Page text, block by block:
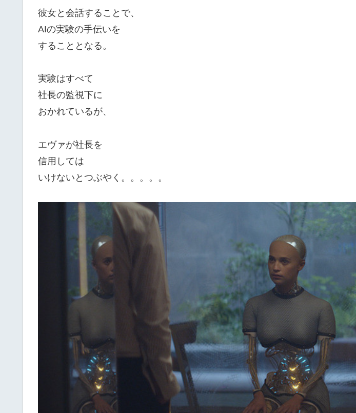
彼女と会話することで、
AIの実験の手伝いを
することとなる。
実験はすべて
社長の監視下に
おかれているが、
エヴァが社長を
信用しては
いけないとつぶやく。。。。。